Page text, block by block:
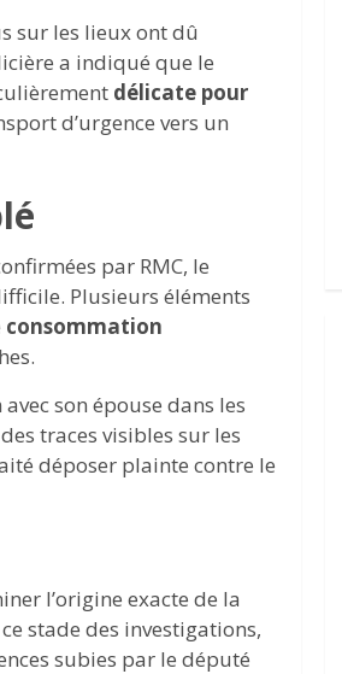
sur les lieux ont dû
a indiqué que le
délicate pour
d’urgence vers un
par RMC, le
Plusieurs éléments
consommation
son épouse dans les
traces visibles sur les
déposer plainte contre le
l’origine exacte de la
stade des investigations,
subies par le député